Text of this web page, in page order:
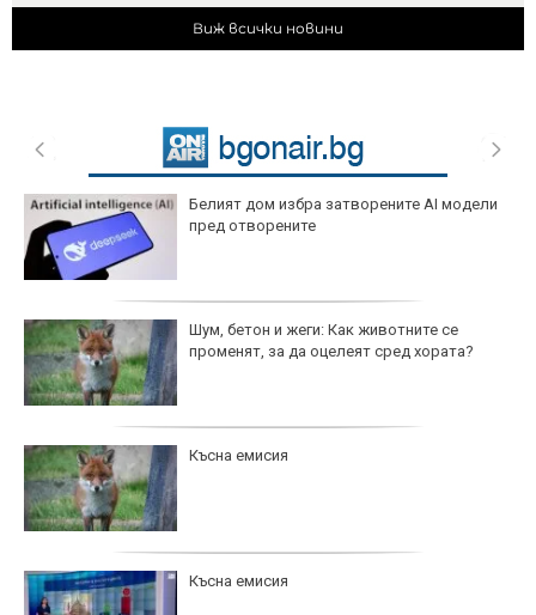
Виж всички новини
Белият дом избра затворените AI модели
пред отворените
Шум, бетон и жеги: Как животните се
променят, за да оцелеят сред хората?
Късна емисия
Късна емисия